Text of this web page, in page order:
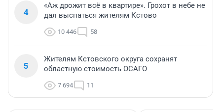
4
«Аж дрожит всё в квартире». Грохот в небе не
дал выспаться жителям Кстово
10 446 58
5
Жителям Кстовского округа сохранят
областную стоимость ОСАГО
7 694 11